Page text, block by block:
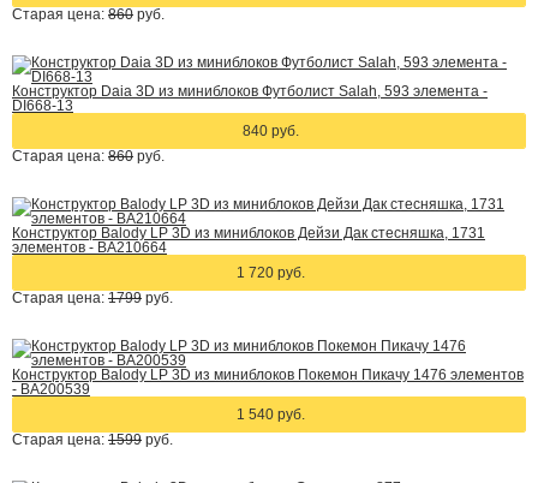
Старая цена: 860 руб.
Конструктор Daia 3D из миниблоков Футболист Salah, 593 элемента -
DI668-13
840 руб.
Старая цена: 860 руб.
Конструктор Balody LP 3D из миниблоков Дейзи Дак стесняшка, 1731
элементов - BA210664
1 720 руб.
Старая цена: 1799 руб.
Конструктор Balody LP 3D из миниблоков Покемон Пикачу 1476 элементов
- BA200539
1 540 руб.
Старая цена: 1599 руб.